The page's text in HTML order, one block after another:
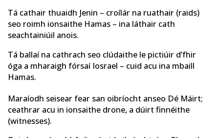
Tá cathair thuaidh Jenin – croílár na ruathair (raids)
seo roimh ionsaithe Hamas – ina láthair cath
seachtainiúil anois.
Tá ballaí na cathrach seo clúdaithe le pictiúir d’fhir
óga a mharaigh fórsaí Iosrael – cuid acu ina mbaill
Hamas.
Maraíodh seisear fear san oibríocht anseo Dé Máirt;
ceathrar acu in ionsaithe drone, a dúirt finnéithe
(witnesses).